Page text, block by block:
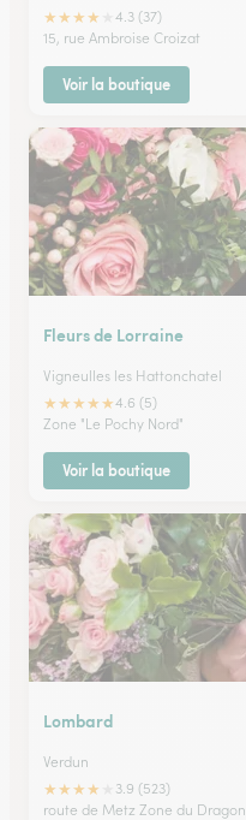
★★★★
4.3 (37)
15, rue Ambroise Croizat
Voir la boutique
Fleurs de Lorraine
Vigneulles les Hattonchatel
★★★★★4.6 (5)
Zone "Le Pochy Nord"
Voir la boutique
Lombard
Verdun
★★★★
3.9 (523)
route de Metz Zone du Dragon